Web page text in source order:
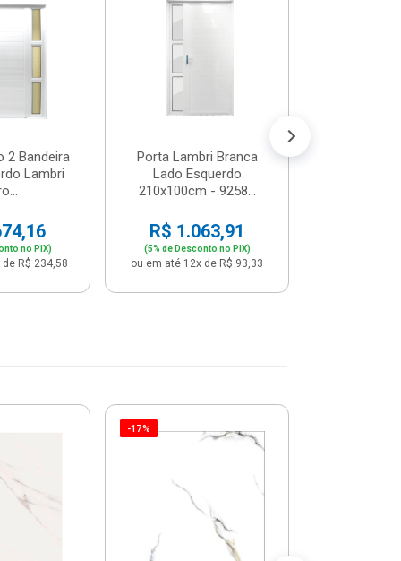
2 Bandeira
Lambri
no PIX)
R$ 234,58
Porta Lambri Branca
Lado Esquerdo
210x100cm - 9258...
R$ 1.063,91
(5% de Desconto no PIX)
ou em até 12x de R$ 93,33
-17%